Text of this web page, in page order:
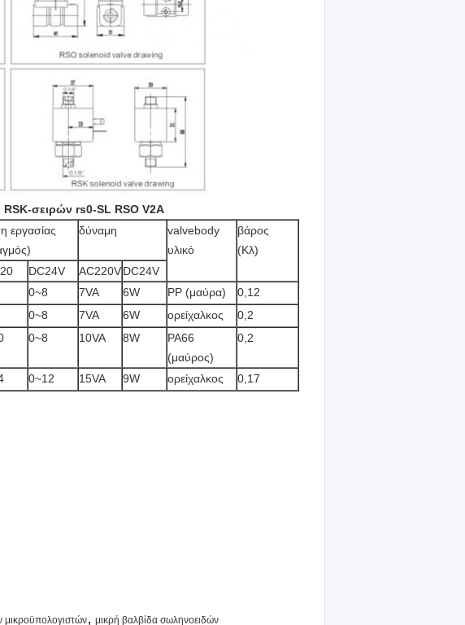
σειρών rs0-SL RSO V2A
εργασίας
δύναμη
valvebody
υλικό
βάρος
(Κλ)
DC24V AC220VDC24V
0~8 7VA 6W PP (μαύρα)
0,12
0~8 7VA 6W ορείχαλκος
0,2
0~8 10VA 8W
PA66
(μαύρος)
0,2
0~12 15VA 9W ορείχαλκος 0,17
μικροϋπολογιστών, μικρή βαλβίδα σωληνοειδών